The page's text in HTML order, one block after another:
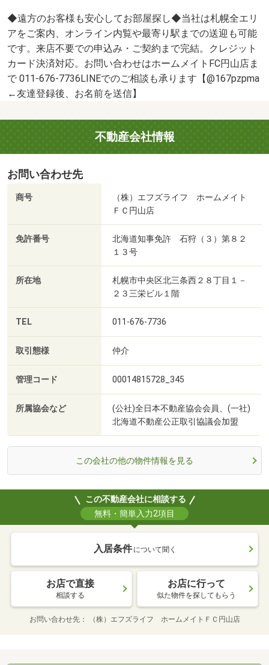
◆遠方のお客様も安心してお部屋探し◆当社は札幌全エリ
アをご案内、オンライン内覧や最寄り駅までの送迎も可能
です。来店不要での申込み・ご契約まで完結。クレジット
カード決済対応。お問い合わせはホームメイトFC円山店ま
で 011-676-7736LINEでのご相談も承ります【@167pzpma
←友達登録後、お名前を送信】
不動産会社情報
お問い合わせ先
商号
（株）エフズライフ ホームメイト
ＦＣ円山店
免許番号
北海道知事免許 石狩（３）第８２
１３号
所在地
札幌市中央区北三条西２８丁目１－
２３三栄ビル１階
TEL 011-676-7736
取引態様 仲介
管理コード 00014815728_345
所属協会など
(公社)全日本不動産協会会員、(一社)
北海道不動産公正取引協議会加盟
この会社の他の物件情報を見る
この不動産会社に相談する
無料・簡単入力2項目
入居条件 について聞く
お店で直接
相談する
お店に行って
似た物件を探してもらう
お問い合わせ先 （株）エフズライフ ホームメイトＦＣ円山店